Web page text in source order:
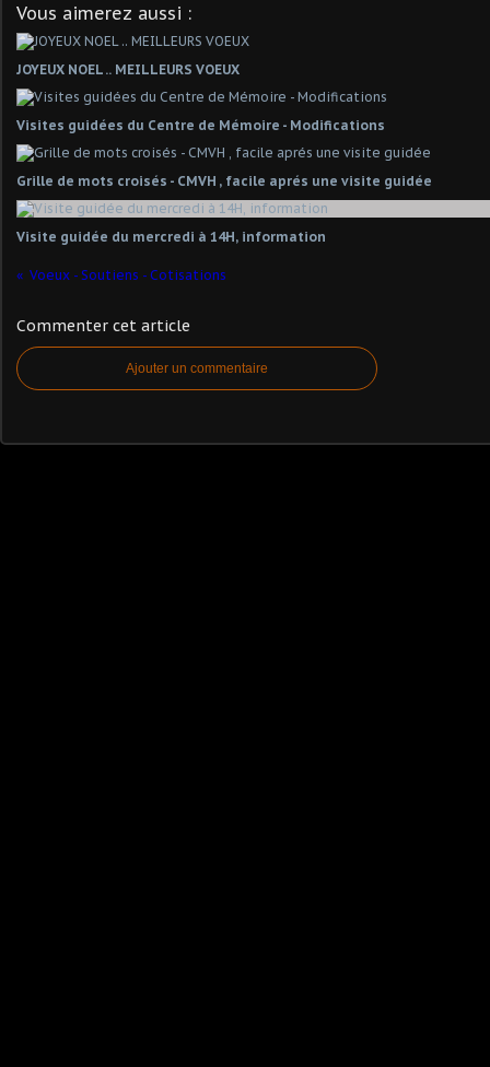
Vous aimerez aussi :
JOYEUX NOEL .. MEILLEURS VOEUX
Visites guidées du Centre de Mémoire - Modifications
Grille de mots croisés - CMVH , facile aprés une visite guidée
Visite guidée du mercredi à 14H, information
Voeux - Soutiens - Cotisations
Commenter cet article
Ajouter un commentaire